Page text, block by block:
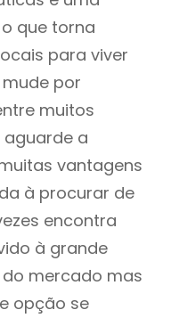
que torna
para viver
por
muitos
a
vantagens
à procurar de
encontra
à grande
mercado mas
opção se